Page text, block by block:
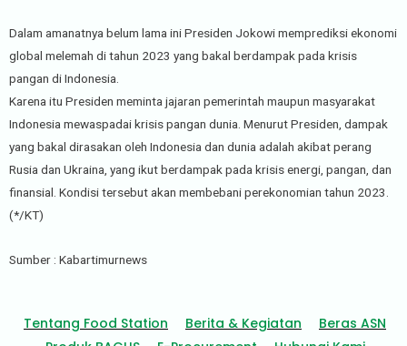
Dalam amanatnya belum lama ini Presiden Jokowi memprediksi ekonomi
global melemah di tahun 2023 yang bakal berdampak pada krisis
pangan di Indonesia.
Karena itu Presiden meminta jajaran pemerintah maupun masyarakat
Indonesia mewaspadai krisis pangan dunia. Menurut Presiden, dampak
yang bakal dirasakan oleh Indonesia dan dunia adalah akibat perang
Rusia dan Ukraina, yang ikut berdampak pada krisis energi, pangan, dan
finansial. Kondisi tersebut akan membebani perekonomian tahun 2023.
(*/KT)
Sumber : Kabartimurnews
Tentang Food Station Berita & Kegiatan
Beras ASN